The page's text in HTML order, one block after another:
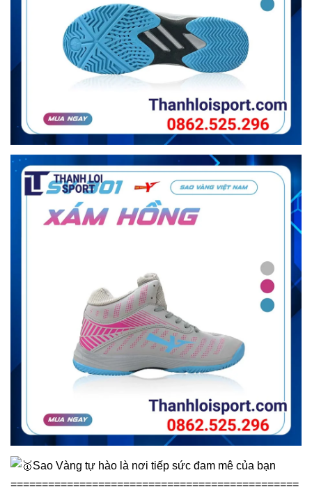
Sao Vàng tự hào là nơi tiếp sức đam mê của bạn
==============================================